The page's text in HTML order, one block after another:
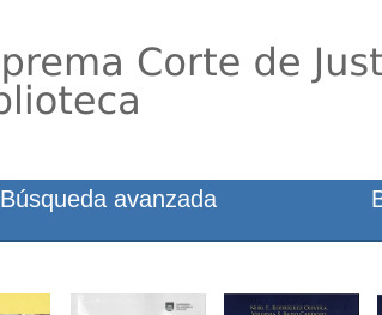
Búsqueda avanzada